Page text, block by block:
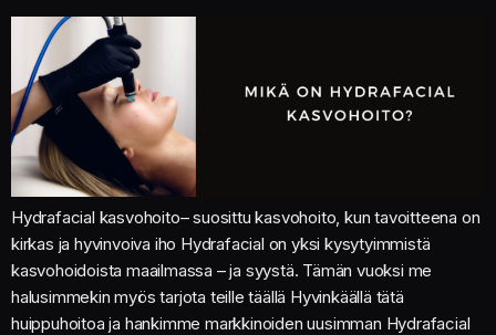
Hydrafacial kasvohoito– suosittu kasvohoito, kun tavoitteena on
kirkas ja hyvinvoiva iho Hydrafacial on yksi kysytyimmistä
kasvohoidoista maailmassa – ja syystä. Tämän vuoksi me
halusimmekin myös tarjota teille täällä Hyvinkäällä tätä
huippuhoitoa ja hankimme markkinoiden uusimman Hydrafacial